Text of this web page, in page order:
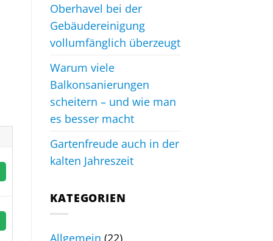
Oberhavel bei der
Gebäudereinigung
vollumfänglich überzeugt
Warum viele
Balkonsanierungen
scheitern – und wie man
es besser macht
Gartenfreude auch in der
kalten Jahreszeit
KATEGORIEN
Allgemein (22)